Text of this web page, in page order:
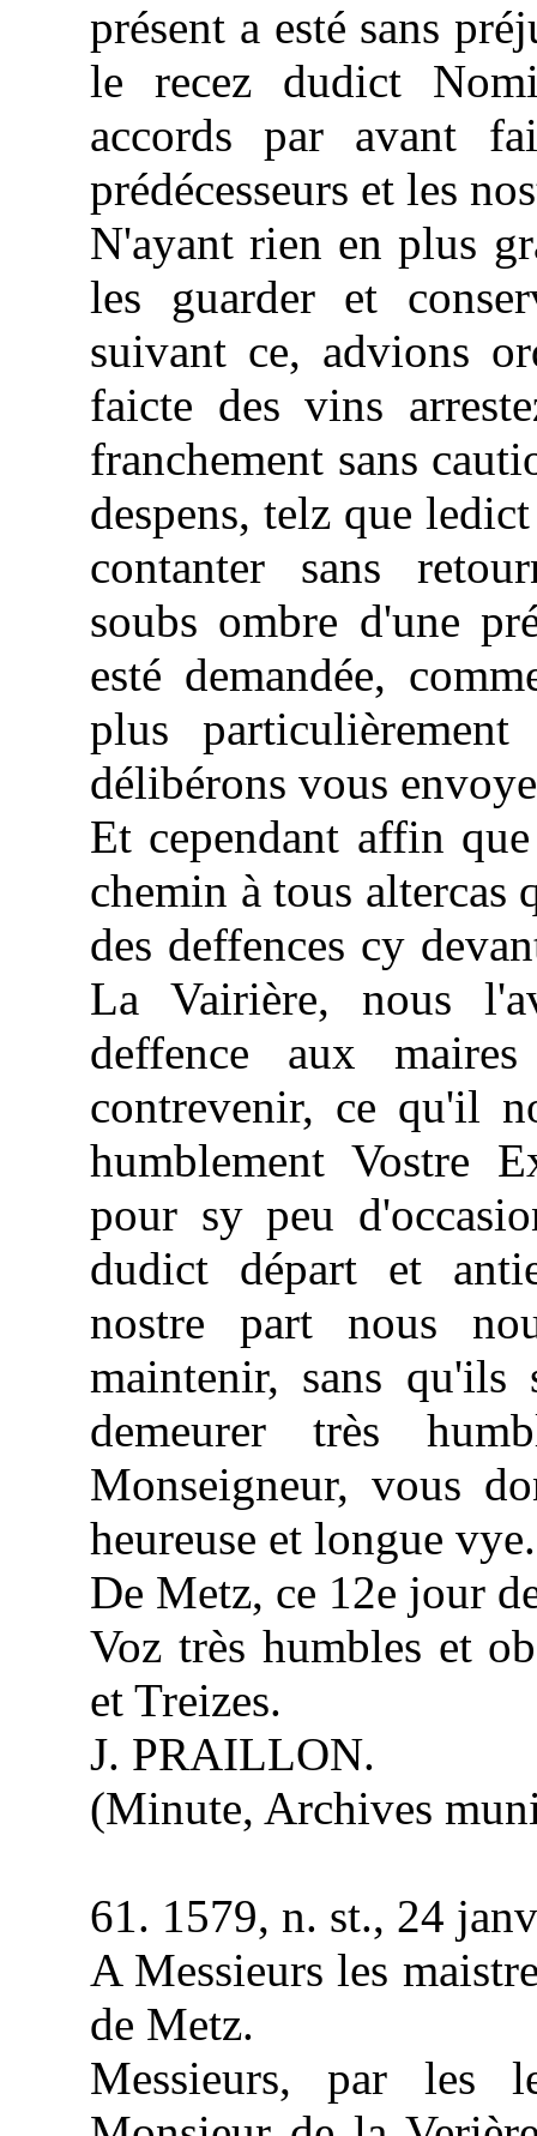
présent a esté sans
le recez dudict
accords par avant
prédécesseurs et les
N'ayant rien en plus
les guarder et
suivant ce, advions
faicte des vins
franchement sans
despens, telz que
contanter sans
soubs ombre d'une
esté demandée,
plus
délibérons vous
Et cependant affin
chemin à tous altercas
des deffences cy
La Vairière, nous
deffence aux
contrevenir, ce qu'il
humblement Vostre
pour sy peu
dudict départ et
nostre part nous
maintenir, sans
demeurer très
Monseigneur, vous
heureuse et longue vye.
De Metz, ce 12e jour
Voz très humbles et
et Treizes.
J. PRAILLON.
(Minute, Archives
61. 1579, n. st., 24
A Messieurs les
de Metz.
Messieurs, par les